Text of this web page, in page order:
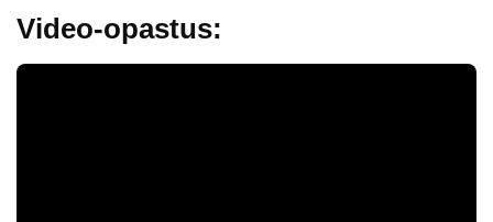
Video-opastus: